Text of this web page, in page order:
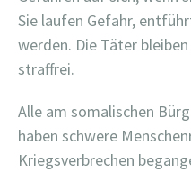
Sie laufen Gefahr,
werden. Die Täter
straffrei.
Alle am somalischen
haben schwere
Kriegsverbrechen